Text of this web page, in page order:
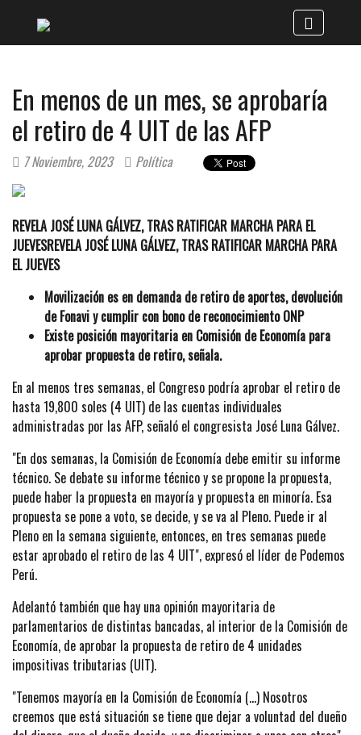
En menos de un mes, se aprobaría
el retiro de 4 UIT de las AFP
7 Noviembre, 2023 Política
REVELA JOSÉ LUNA GÁLVEZ, TRAS RATIFICAR MARCHA PARA EL
JUEVESREVELA JOSÉ LUNA GÁLVEZ, TRAS RATIFICAR MARCHA PARA
EL JUEVES
Movilización es en demanda de retiro de aportes, devolución
de Fonavi y cumplir con bono de reconocimiento ONP
Existe posición mayoritaria en Comisión de Economía para
aprobar propuesta de retiro, señala.
En al menos tres semanas, el Congreso podría aprobar el retiro de
hasta 19,800 soles (4 UIT) de las cuentas individuales
administradas por las AFP, señaló el congresista José Luna Gálvez.
"En dos semanas, la Comisión de Economía debe emitir su informe
técnico. Se debate su informe técnico y se propone la propuesta,
puede haber la propuesta en mayoría y propuesta en minoría. Esa
propuesta se pone a voto, se decide, y se va al Pleno. Puede ir al
Pleno en la semana siguiente, entonces, en tres semanas puede
estar aprobado el retiro de las 4 UIT", expresó el líder de Podemos
Perú.
Adelantó también que hay una opinión mayoritaria de
parlamentarios de distintas bancadas, al interior de la Comisión de
Economía, de aprobar la propuesta de retiro de 4 unidades
impositivas tributarias (UIT).
"Tenemos mayoría en la Comisión de Economía (…) Nosotros
creemos que está situación se tiene que dejar a voluntad del dueño